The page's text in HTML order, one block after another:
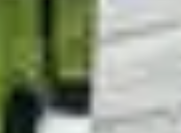
majorité des stations françaises
fond. Afin de satisfaire toutes les envies,
, les stations de
garanti
à choisir votre destination ski, nous